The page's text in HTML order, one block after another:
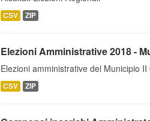
CSV ZIP
Elezioni Amministrative 2018 -
Elezioni amministrative del Municipio
CSV ZIP